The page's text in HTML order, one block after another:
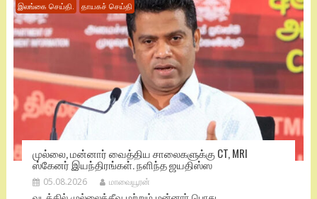
இலங்கை செய்தி. தாயகச் செய்தி
முல்லை, மன்னார் வைத்திய சாலைகளுக்கு CT, MRI
ஸ்கேனர் இயந்திரங்கள். நளிந்த ஜயதிஸ்ஸ
05.08.2026 மாவையூரன்